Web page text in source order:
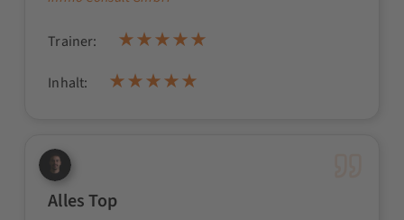
Trainer:
Inhalt:
Alles Top